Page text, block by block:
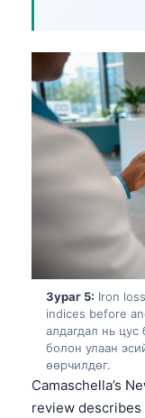
Зураг 5: Iron
indices before
алдагдал нь
болон улаан
өөрчилдөг.
Camaschella’s
review describes